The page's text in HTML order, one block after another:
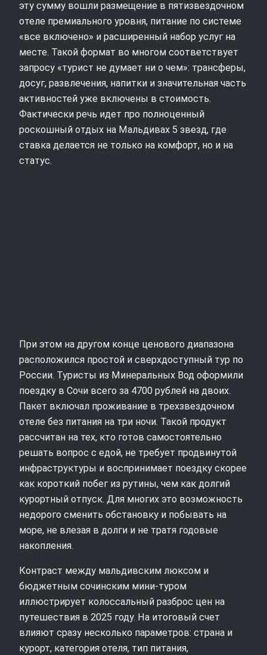
эту сумму вошли размещение в пятизвездочном
отеле премиального уровня, питание по системе
«все включено» и расширенный набор услуг на
месте. Такой формат во многом соответствует
запросу «турист не думает ни о чем»: трансферы,
досуг, развлечения, напитки и значительная часть
активностей уже включены в стоимость.
Фактически речь идет про полноценный
роскошный отдых на Мальдивах 5 звезд, где
ставка делается не только на комфорт, но и на
статус.
При этом на другом конце ценового диапазона
расположился простой и сверхдоступный тур по
России. Туристы из Минеральных Вод оформили
поездку в Сочи всего за 4700 рублей на двоих.
Пакет включал проживание в трехзвездочном
отеле без питания на три ночи. Такой продукт
рассчитан на тех, кто готов самостоятельно
решать вопрос с едой, не требует продвинутой
инфраструктуры и воспринимает поездку скорее
как короткий побег из рутины, чем как долгий
курортный отпуск. Для многих это возможность
недорого сменить обстановку и побывать на
море, не влезая в долги и не тратя годовые
накопления.
Контраст между мальдивским люксом и
бюджетным сочинским мини-туром
иллюстрирует колоссальный разброс цен на
путешествия в 2025 году. На итоговый счет
влияют сразу несколько параметров: страна и
курорт, категория отеля, тип питания,